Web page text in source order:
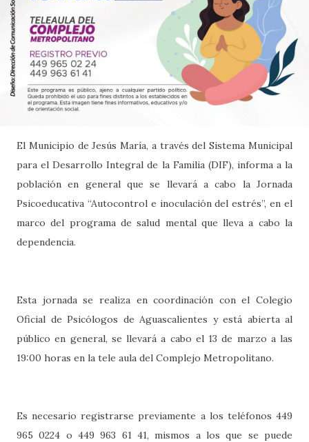
El Municipio de Jesús María, a través del Sistema Municipal
para el Desarrollo Integral de la Familia (DIF), informa a la
población en general que se llevará a cabo la Jornada
Psicoeducativa “Autocontrol e inoculación del estrés”, en el
marco del programa de salud mental que lleva a cabo la
dependencia.
Esta jornada se realiza en coordinación con el Colegio
Oficial de Psicólogos de Aguascalientes y está abierta al
público en general, se llevará a cabo el 13 de marzo a las
19:00 horas en la tele aula del Complejo Metropolitano.
Es necesario registrarse previamente a los teléfonos 449
965 0224 o 449 963 61 41, mismos a los que se puede